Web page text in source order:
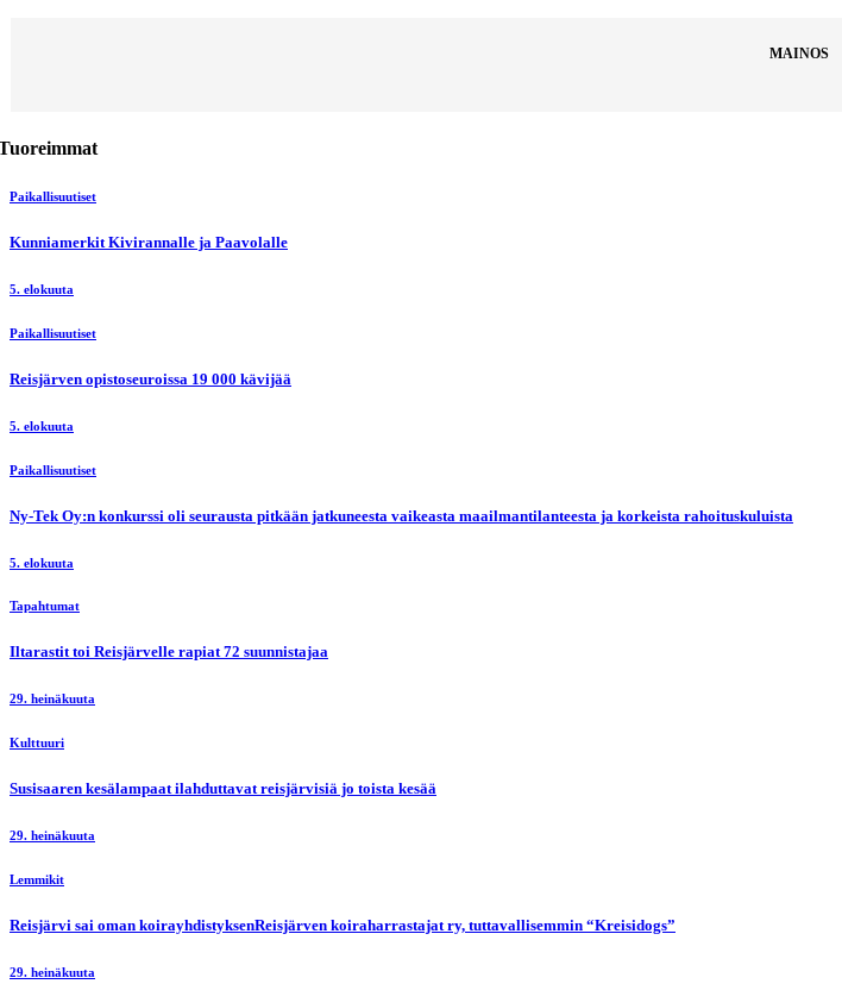
MAINOS
Paikallisuutiset
Kunniamerkit Kivirannalle ja Paavolalle
5. elokuuta
Paikallisuutiset
Reisjärven opistoseuroissa 19 000 kävijää
5. elokuuta
Paikallisuutiset
Ny-Tek Oy:n konkurssi oli seurausta pitkään jatkuneesta vaikeasta maailmantilanteesta ja korkeista rahoituskuluista
5. elokuuta
Tapahtumat
Iltarastit toi Reisjärvelle rapiat 72 suunnistajaa
29. heinäkuuta
Kulttuuri
Susisaaren kesälampaat ilahduttavat reisjärvisiä jo toista kesää
29. heinäkuuta
Lemmikit
Reisjärvi sai oman koirayhdistyksenReisjärven koiraharrastajat ry, tuttavallisemmin “Kreisidogs”
29. heinäkuuta